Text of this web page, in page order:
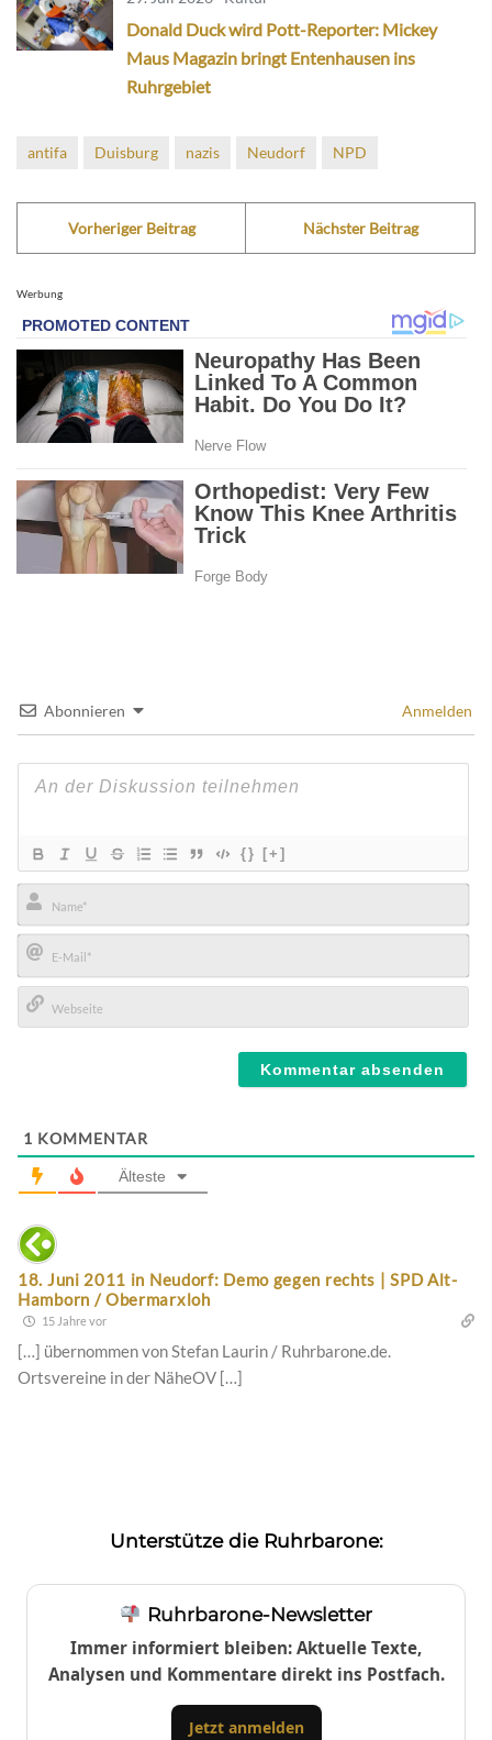
Donald Duck wird Pott-Reporter: Mickey
Maus Magazin bringt Entenhausen ins
Ruhrgebiet
antifa Duisburg nazis Neudorf NPD
Vorheriger Beitrag Nächster Beitrag
Werbung
Abonnieren Anmelden
{} [+]
Name*
E-
Mail*
1 KOMMENTAR
Älteste
18. Juni 2011 in Neudorf: Demo gegen rechts | SPD Alt-
Hamborn / Obermarxloh
15 Jahre vor
[…] übernommen von Stefan Laurin / Ruhrbarone.de.
Ortsvereine in der NäheOV […]
Unterstütze die Ruhrbarone:
Ruhrbarone-Newsletter
Immer informiert bleiben: Aktuelle Texte,
Analysen und Kommentare direkt ins Postfach.
Jetzt anmelden